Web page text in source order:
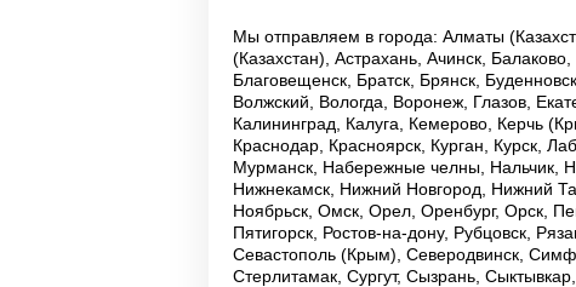
Мы отправляем в города: Алматы
(Казахстан), Астрахань, Ачинск,
Благовещенск, Братск, Брянск,
Волжский, Вологда, Воронеж, Глазов,
Калининград, Калуга, Кемерово, Керчь
Краснодар, Красноярск, Курган, Курск,
Мурманск, Набережные челны, Нальчик,
Нижнекамск, Нижний Новгород, Нижний
Ноябрьск, Омск, Орел, Оренбург, Орск,
Пятигорск, Ростов-на-дону, Рубцовск,
Севастополь (Крым), Северодвинск,
Стерлитамак, Сургут, Сызрань,